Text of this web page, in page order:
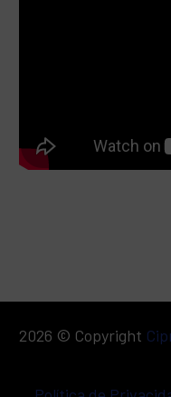
2026 © Copyright